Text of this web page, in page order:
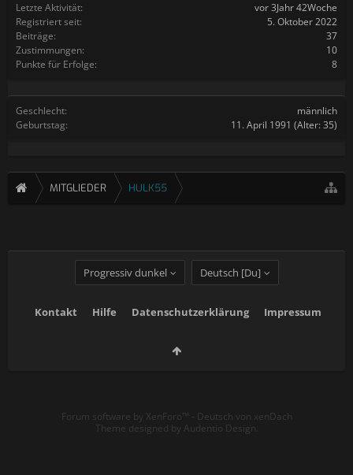
Letzte Aktivität:
vor 3Jahr 42Woche
Registriert seit:
5. Oktober 2022
Beiträge:
37
Zustimmungen:
10
Punkte für Erfolge:
8
Geschlecht:
männlich
Geburtstag:
11. April 1991 (Alter: 35)
MITGLIEDER HULK55
Progressiv dunkel Deutsch [Du]
Kontakt Hilfe Datenschutzerklärung Impressum
Forum software by XenForo™ - Deutsch von xenDach
Theme designed by Audentio Design.